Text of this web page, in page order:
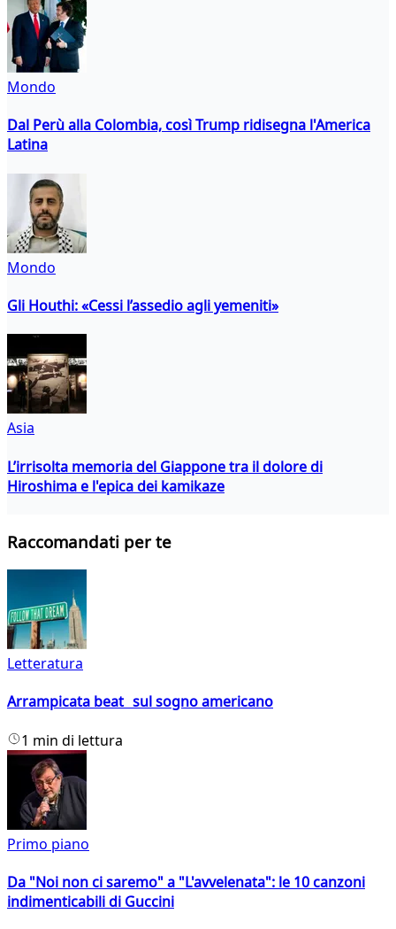
Mondo
Dal Perù alla Colombia, così Trump ridisegna l'America
Latina
Mondo
Gli Houthi: «Cessi l’assedio agli yemeniti»
Asia
L’irrisolta memoria del Giappone tra il dolore di
Hiroshima e l'epica dei kamikaze
Raccomandati per te
Letteratura
Arrampicata beat sul sogno americano
1 min di lettura
Primo piano
Da "Noi non ci saremo" a "L'avvelenata": le 10 canzoni
indimenticabili di Guccini